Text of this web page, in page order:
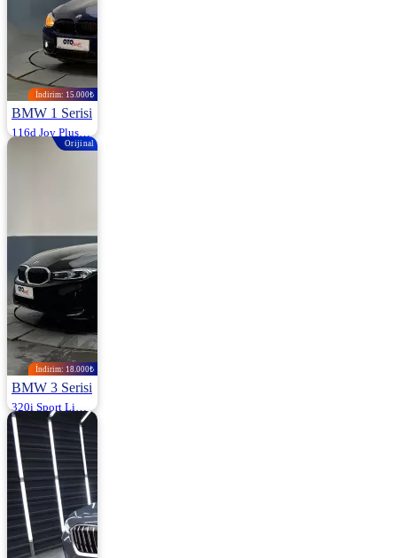
İndirim: 15.000₺
BMW 1 Serisi
2016 | Otomatik |
Orijinal
İndirim: 18.000₺
BMW 3 Serisi
2025 | Otomatik |
Benzin | 24.000
Km
3.980.000
3.998.000 ₺